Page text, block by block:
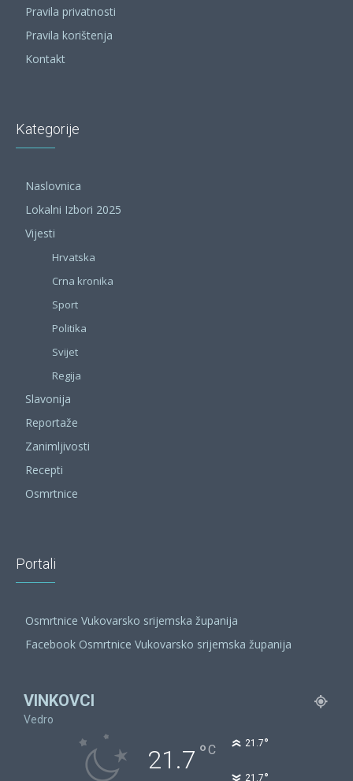
Pravila privatnosti
Pravila korištenja
Kontakt
Kategorije
Naslovnica
Lokalni Izbori 2025
Vijesti
Hrvatska
Crna kronika
Sport
Politika
Svijet
Regija
Slavonija
Reportaže
Zanimljivosti
Recepti
Osmrtnice
Portali
Osmrtnice Vukovarsko srijemska županija
Facebook Osmrtnice Vukovarsko srijemska županija
VINKOVCI
Vedro
21.7 °C 21.7°
21.7